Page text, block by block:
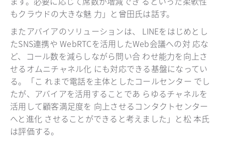
もクラウドの大きな魅 力」と曾田氏は話す。
またアバイアのソリューションは、 LINEをはじめとし
たSNS連携や WebRTCを活用したWeb会議への対 応な
ど、コール数を減らしながら問い合 わせ能力を向上さ
せるオムニチャネル化 にも対応できる基盤になってい
る。「こ れまで電話を主体としたコールセンター でし
たが、アバイアを活用することであ らゆるチャネルを
活用して顧客満足度を 向上させるコンタクトセンター
へと進化 させることができると考えました」と松 本氏
は評価する。